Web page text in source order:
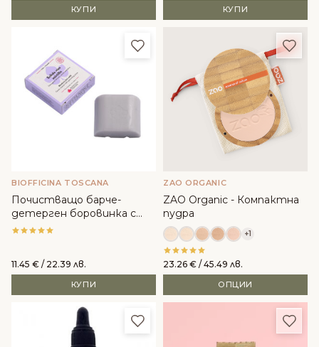
КУПИ КУПИ
Добави в любими
BIOFFICINA TOSCANA
Почистващо барче-
детерген боровинка с
възстановяващо
11.45 € / 22.39 лв.
КУПИ
ZAO ORGANIC
ZAO Organic - Компактна
пудра
+1
23.26 € / 45.49 лв.
ОПЦИИ
Добави в любими